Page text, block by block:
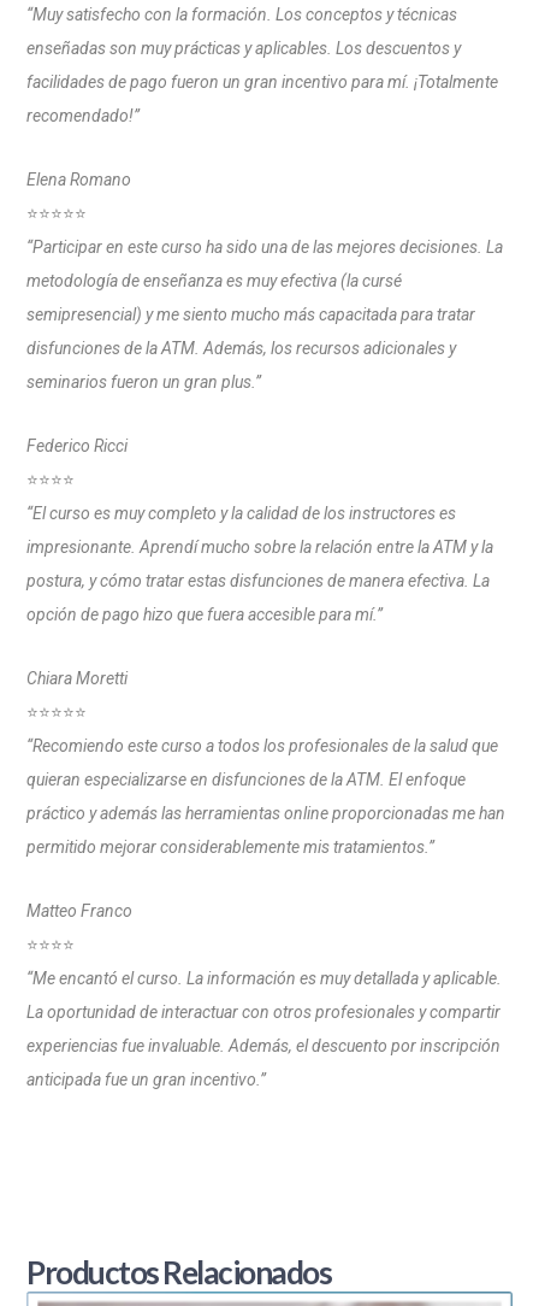
“Muy satisfecho con la formación. Los conceptos y técnicas
enseñadas son muy prácticas y aplicables. Los descuentos y
facilidades de pago fueron un gran incentivo para mí. ¡Totalmente
recomendado!”
Elena Romano
⭐⭐⭐⭐⭐
“Participar en este curso ha sido una de las mejores decisiones. La
metodología de enseñanza es muy efectiva (la cursé
semipresencial) y me siento mucho más capacitada para tratar
disfunciones de la ATM. Además, los recursos adicionales y
seminarios fueron un gran plus.”
Federico Ricci
⭐⭐⭐⭐
“El curso es muy completo y la calidad de los instructores es
impresionante. Aprendí mucho sobre la relación entre la ATM y la
postura, y cómo tratar estas disfunciones de manera efectiva. La
opción de pago hizo que fuera accesible para mí.”
Chiara Moretti
⭐⭐⭐⭐⭐
“Recomiendo este curso a todos los profesionales de la salud que
quieran especializarse en disfunciones de la ATM. El enfoque
práctico y además las herramientas online proporcionadas me han
permitido mejorar considerablemente mis tratamientos.”
Matteo Franco
⭐⭐⭐⭐
“Me encantó el curso. La información es muy detallada y aplicable.
La oportunidad de interactuar con otros profesionales y compartir
experiencias fue invaluable. Además, el descuento por inscripción
anticipada fue un gran incentivo.”
Productos Relacionados